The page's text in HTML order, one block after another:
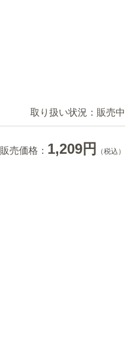
取り扱い状況： 販売中
販売価格： 1,209円 （税込）